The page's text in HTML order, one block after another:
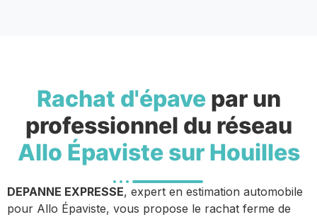
Rachat d'épavepar un
professionnel du réseau
Allo Épaviste sur Houilles
DEPANNE EXPRESSE, expert en estimation automobile
pour Allo Épaviste, vous propose le rachat ferme de